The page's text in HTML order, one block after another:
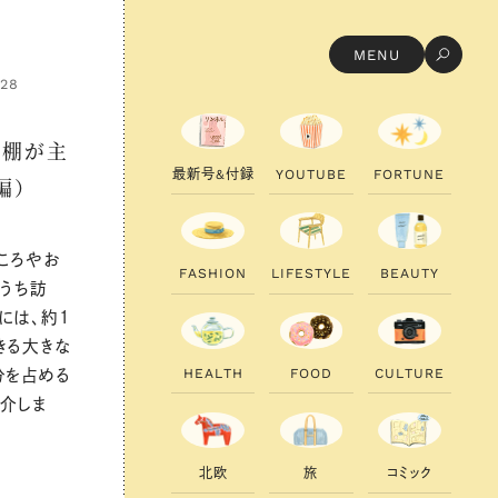
MENU
が主
ろやお
ち訪
は、約1
る大きな
占める
しま
最新号&付録 YOUTU B E FORTU N E
FAS H ION LI FESTYLE B EAUTY
H EALTH FOOD CU LTU RE
北欧 旅 コ ミ ック